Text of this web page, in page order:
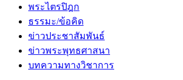
พระไตรปิฎก
ธรรมะ/ข้อคิด
ข่าวประชาสัมพันธ์
ข่าวพระพุทธศาสนา
บทความทางวิชาการ